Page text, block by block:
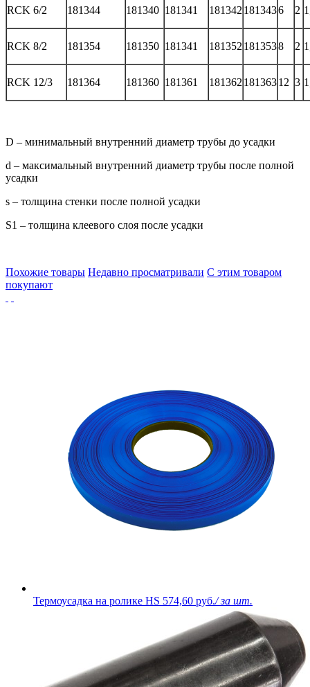
RCK 6/2 181344 181340 181341 181342 1813436 2
RCK 8/2 181354 181350 181341 181352 1813538 2
RCK 12/3 181364 181360 181361 181362 18136312 3
D – минимальный внутренний диаметр трубы до усадки
d – максимальный внутренний диаметр трубы после полной
усадки
s – толщина стенки после полной усадки
S1 – толщина клеевого слоя после усадки
Похожие товары Недавно просматривали С этим товаром
покупают
Термоусадка на ролике HS 574,60 руб./ за шт.